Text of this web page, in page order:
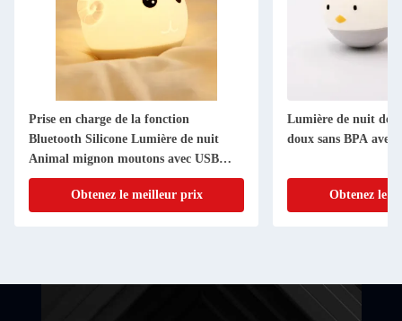
Prise en charge de la fonction
Bluetooth Silicone Lumière de nuit
Animal mignon moutons avec USB
comme cadeaux pour les enfants
Obtenez le meilleur prix
Lumière de nuit de
doux sans BPA
Obtenez le